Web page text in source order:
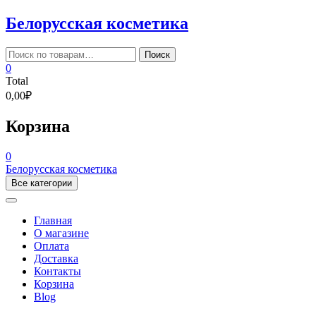
Skip
to
content
Белорусская косметика
Искать: Поиск
0
Total
0,00₽
Корзина
0
Белорусская косметика
Все категории
Главная
О магазине
Оплата
Доставка
Контакты
Корзина
Blog